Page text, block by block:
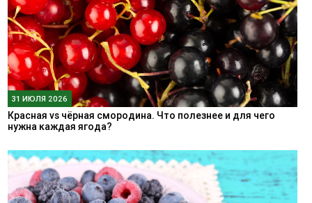
31 ИЮЛЯ 2026
Красная vs чёрная смородина. Что полезнее и для чего
нужна каждая ягода?